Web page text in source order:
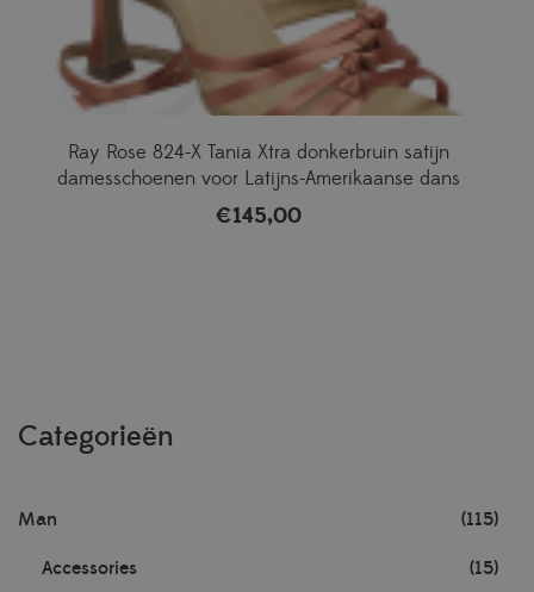
Ray Rose 824-X Tania Xtra donkerbruin satijn
damesschoenen voor Latijns-Amerikaanse dans
€145,00
Categorieën
Man (115)
Accessories (15)